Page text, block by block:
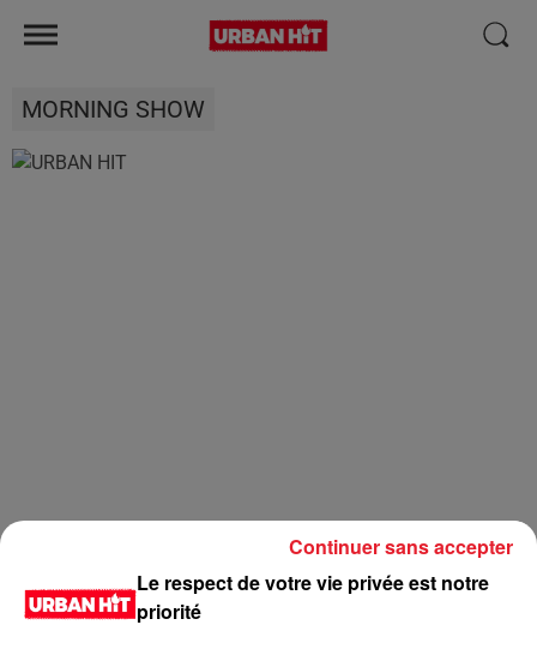
MORNING SHOW
Le respect de votre vie privée est notre
priorité
Continuer sans accepter